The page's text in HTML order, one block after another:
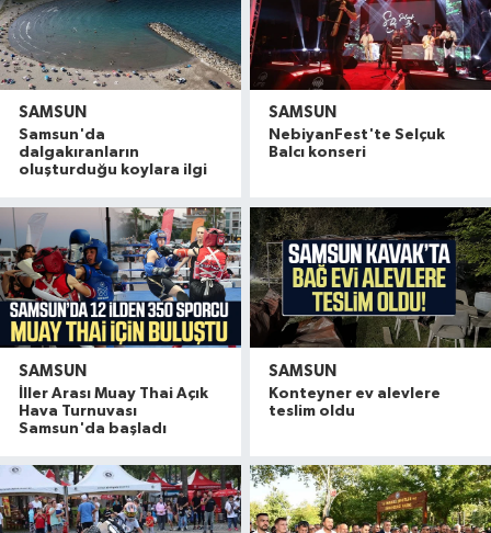
SAMSUN
Samsun'da
dalgakıranların
oluşturduğu koylara ilgi
SAMSUN
NebiyanFest'te Selçuk
Balcı konseri
SAMSUN
İller Arası Muay Thai Açık
Hava Turnuvası
Samsun'da başladı
SAMSUN
Konteyner ev alevlere
teslim oldu